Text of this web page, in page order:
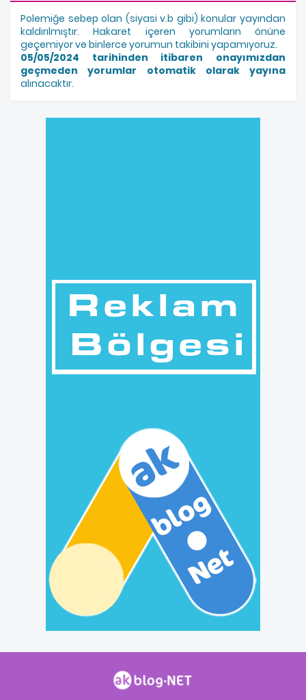
Polemiğe sebep olan (siyasi v.b gibi) konular yayından
kaldırılmıştır. Hakaret içeren yorumların önüne
geçemiyor ve binlerce yorumun takibini yapamıyoruz.
05/05/2024 tarihinden itibaren onayımızdan
geçmeden yorumlar otomatik olarak yayına
alınacaktır.